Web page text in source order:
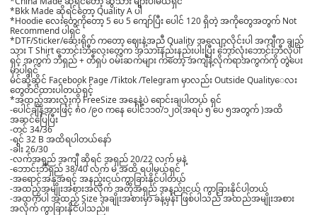
*Bkk Made ဆိုရင်တော့ Quality A ပါ
*Hoodie လေးတွေကိုတော့ 5 ပေ 5 ကျော်ပြီး ပေါင် 120 ရှိတဲ့ အကိုတွေအတွက် Not
Recommend ပါရှင်
*DTF/Sticker/ဆေးရိုက် ကတော့ ဈေးနဲ့အညီ Quality အလျော့လိုင်းပါ အကျီက ချည်
သား T Shirt ဘောင်းဘီလေးတွေက အသားနည်းနည်းပါးပြီး ဘောလုံးဘောင်းဘီလိုပါ
ရှင့် အကွက် ဘီရှည် + တီရှပ် ဝမ်းဆက်များ ကတော့ အကျီနဲ့လိုက်ရာအကွက်ကို တွဲပေး
မှာပါရှင်
မင်ဆို့ဆိုင် Facebook Page /Tiktok /Telegram မှာလည်း Outside Quality‌ေလး
တွေတင်ထားပါတယ်ရှင့်
*အထည်အားလုံးကို FreeSize အနေနဲ့ပဲ ရောင်းချပါတယ် ရှင်
-ပေါင်ချိန်အားဖြင့် ၈၀ /၉၀ ကနေ ပေါင်၁၁၀/၁၂၀(အရပ် ၅ ပေ ၅အတွက် )အထိ
အဆင်ပြေပြီး
-တင် 34/36
-ရင် 32 B အထိရပါတယ်နော်
-ခါး 26/30
-လက်အရှည် အကျီ ဆိုရင် အရှည် 20/22 လက် မနဲ့
-ဘောင်းဘီရှည် 38/40 လက် မ အထိ ရပါမယ်ရှင်
-အရောင်အနုအရင့် အနည်းငယ်ကွာခြားနိုင်ပါတယ်
-အထည်အမျိုးအစားအလိုက် အတိုအရှည် အနည်းငယ် ကွာခြားနိုင်ပါတယ်
-အထက်ပါ အထည် Size အချိုးအစားမှာ ခန့်မှန်း ဖြစ်ပါသည် အထည်အမျိုးအစား
အလိုက် ကွာခြားနိုင်ပါသည်။